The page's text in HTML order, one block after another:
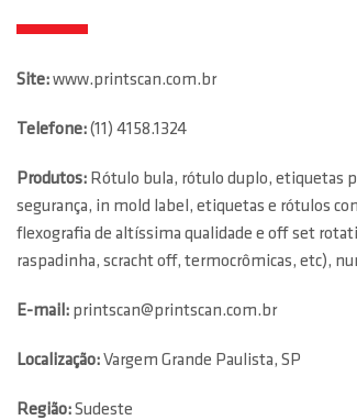
Site:www.printscan.com.br
Telefone:(11) 4158.1324
Produtos: Rótulo bula, rótulo duplo, etiquetas
segurança, in mold label, etiquetas e rótulos
flexografia de altíssima qualidade e off set
raspadinha, scracht off, termocrômicas, etc),
E-mail: printscan@printscan.com.br
Localização:Vargem Grande Paulista, SP
Região:Sudeste